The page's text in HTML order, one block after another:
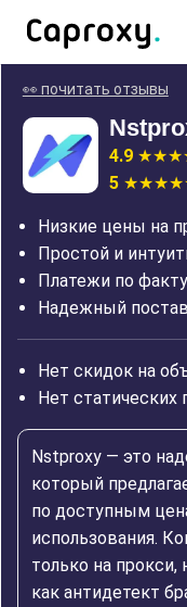
👀 почитать отзывы
4.9
5
Низкие цены на
Простой и
Платежи по
Надежный
Нет скидок на
Нет статических
Nstproxy — это
который
по доступным
использования.
только на прокси,
как антидетект